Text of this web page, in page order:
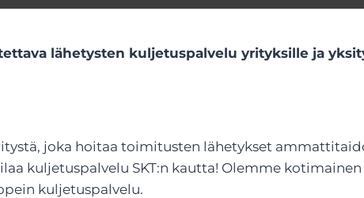
lähetysten kuljetuspalvelu yrityksille ja
joka hoitaa toimitusten lähetykset
kuljetuspalvelu SKT:n kautta! Olemme
kuljetuspalvelu.